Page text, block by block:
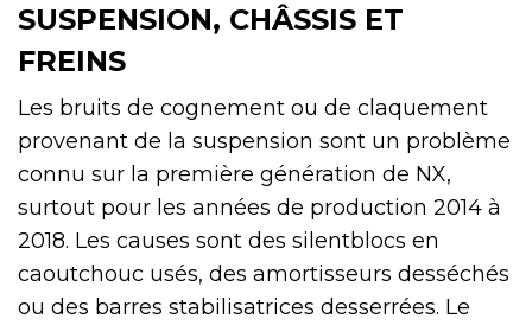
SUSPENSION, CHÂSSIS ET
FREINS
Les bruits de cognement ou de claquement
provenant de la suspension sont un problème
connu sur la première génération de NX,
surtout pour les années de production 2014 à
2018. Les causes sont des silentblocs en
caoutchouc usés, des amortisseurs desséchés
ou des barres stabilisatrices desserrées. Le